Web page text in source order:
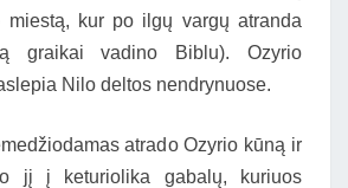
miestą, kur po ilgų vargų atranda
graikai vadino Biblu). Ozyrio
Nilo deltos nendrynuose.
atrado Ozyrio kūną ir
jį į keturiolika gabalų, kuriuos